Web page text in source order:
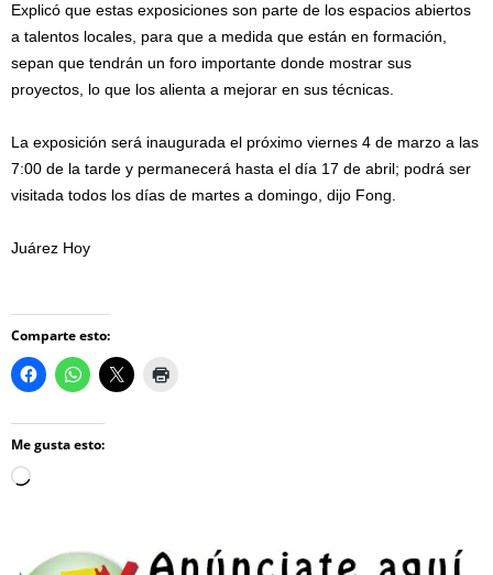
Explicó que estas exposiciones son parte de los espacios abiertos
a talentos locales, para que a medida que están en formación,
sepan que tendrán un foro importante donde mostrar sus
proyectos, lo que los alienta a mejorar en sus técnicas.
La exposición será inaugurada el próximo viernes 4 de marzo a las
7:00 de la tarde y permanecerá hasta el día 17 de abril; podrá ser
visitada todos los días de martes a domingo, dijo Fong.
Juárez Hoy
Comparte esto:
Me gusta esto:
Loading…